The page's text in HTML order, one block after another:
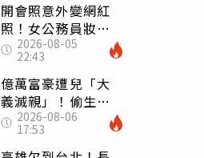
開會照意外變網紅
照！女公務員妝容
掀2千則留言 本人
怒嗆：化妝有錯嗎
2026-08-05
22:43
億萬富豪遭兒「大
義滅親」！偷生子
怕曝光 竟盜鄰居
身份辦假證落戶
2026-08-06
17:53